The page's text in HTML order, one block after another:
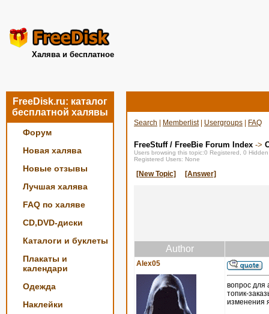
Халява и бесплатное
FreeDisk.ru: каталог
бесплатной халявы
Форум
Новая халява
Новые отзывы
Лучшая халява
FAQ по халяве
CD,DVD-диски
Каталоги и буклеты
Плакаты и
календари
Одежда
Наклейки
Search Memberlist| Usergroups FAQ
FreeStuff / FreeBie Forum Index ->
Users browsing this topic:0 Registered, 0
Registered Users: None
[New Topic] [Answer]
Author
Alex05
вопрос для
топик-
изменения